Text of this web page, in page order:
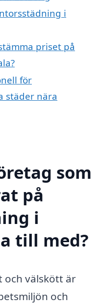
i
priset på
för
städer nära
som
på
i
till med?
välskött är
och